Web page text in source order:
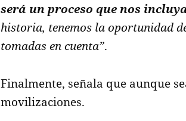
será un proceso que nos
historia, tenemos la oportunidad
tomadas en cuenta”.
Finalmente, señala que aunque
movilizaciones.